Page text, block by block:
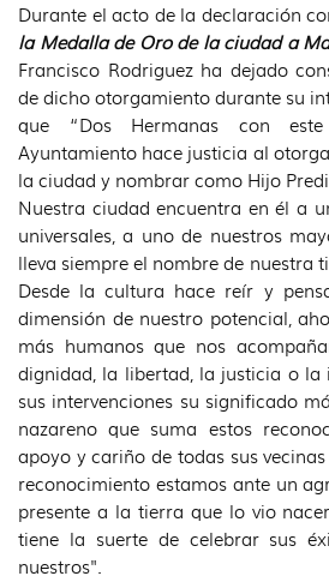
Durante el acto de la declaración
la Medalla de Oro de la ciudad a
Francisco Rodriguez ha dejado
de dicho otorgamiento durante su
que “Dos Hermanas con
Ayuntamiento hace justicia al
la ciudad y nombrar como Hijo
Nuestra ciudad encuentra en él a
universales, a uno de nuestros
lleva siempre el nombre de nuestra
Desde la cultura hace reír y
dimensión de nuestro potencial,
más humanos que nos
dignidad, la libertad, la justicia o la
sus intervenciones su significado
nazareno que suma estos
apoyo y cariño de todas sus
reconocimiento estamos ante un
presente a la tierra que lo vio
tiene la suerte de celebrar sus
nuestros".